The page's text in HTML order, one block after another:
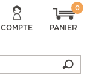
COMPTE PANIER
0